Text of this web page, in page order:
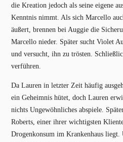
die Kreation jedoch als seine eigene
Kenntnis nimmt. Als sich Marcello
äußert, brennen bei Auggie die
Marcello nieder. Später sucht Violet
und versucht, ihn zu trösten.
verführen.
Da Lauren in letzter Zeit häufig
ein Geheimnis hütet, doch Lauren
nichts Ungewöhnliches abspiele.
Roberts, einer ihrer wichtigsten
Drogenkonsum im Krankenhaus